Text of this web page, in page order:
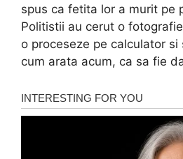
spus ca fetita lor a murit pe
Politistii au cerut o
o proceseze pe calculator si
cum arata acum, ca sa fie